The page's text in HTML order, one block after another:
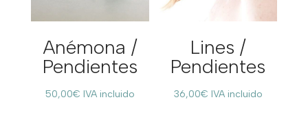
Anémona /
Pendientes
50,00€ IVA incluido
Lines /
Pendientes
36,00€ IVA incluido